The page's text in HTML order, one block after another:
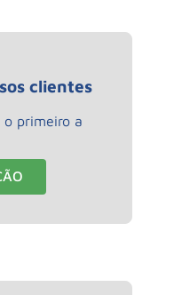
clientes
o primeiro a